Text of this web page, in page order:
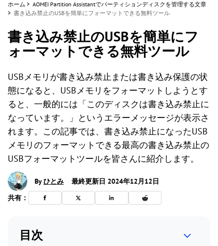
ホーム > AOMEI Partition Assistantでパーティションディスクを管理する文章
> 書き込み禁止のUSBを簡単にフォーマットできる無料ツール
書き込み禁止のUSBを簡単にフ
ォーマットできる無料ツール
USBメモリが書き込み禁止または書き込み保護の状
態になると、USBメモリをフォーマットしようとす
ると、一般的には「このディスクは書き込み禁止に
なっています。」というエラーメッセージが表示さ
れます。この記事では、書き込み禁止になったUSB
メモリのフォーマットできる最高の書き込み禁止の
USBフォーマットツールを皆さんに紹介します。
Byひとみ
最終更新日 2024年12月12日
共有：
目次